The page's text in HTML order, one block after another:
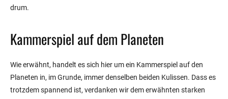
drum.
Kammerspiel auf dem Planeten
Wie erwähnt, handelt es sich hier um ein Kammerspiel auf den
Planeten in, im Grunde, immer denselben beiden Kulissen. Dass es
trotzdem spannend ist, verdanken wir dem erwähnten starken